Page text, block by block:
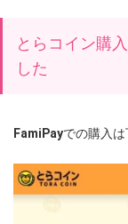
とらコイン購
した
FamiPayでの購入は